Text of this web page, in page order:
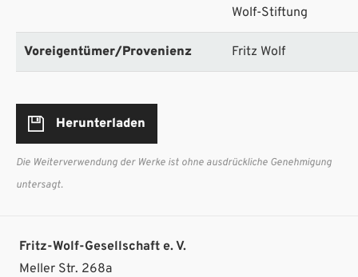
Wolf-Stiftung
Voreigentümer/Provenienz Fritz Wolf
Herunterladen
Die Weiterverwendung der Werke ist ohne ausdrückliche Genehmigung
untersagt.
Fritz-Wolf-Gesellschaft e. V.
Meller Str. 268a